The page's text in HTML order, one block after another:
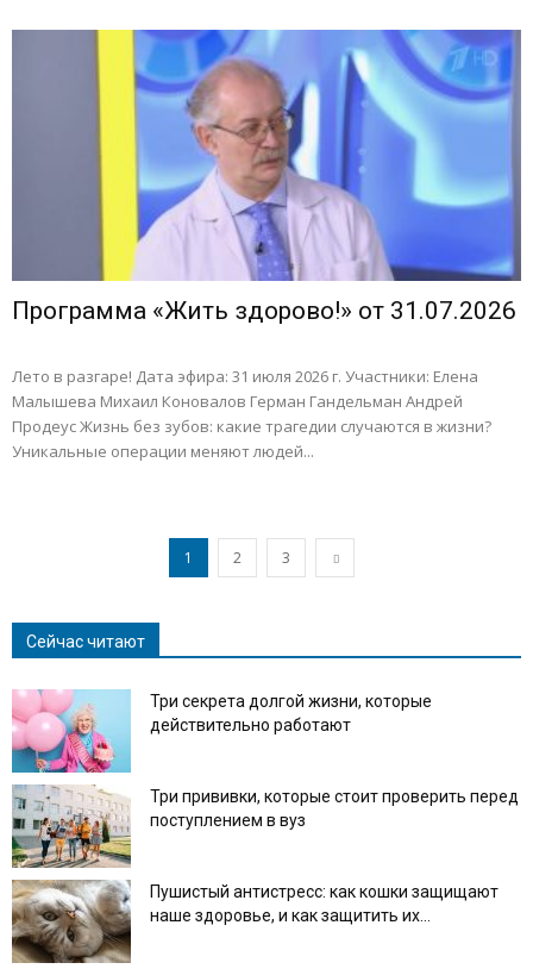
Программа «Жить здорово!» от 31.07.2026
Лето в разгаре! Дата эфира: 31 июля 2026 г. Участники: Елена
Малышева Михаил Коновалов Герман Гандельман Андрей
Продеус Жизнь без зубов: какие трагедии случаются в жизни?
Уникальные операции меняют людей...
1 2 3
Сейчас читают
Три секрета долгой жизни, которые
действительно работают
Три прививки, которые стоит проверить перед
поступлением в вуз
Пушистый антистресс: как кошки защищают
наше здоровье, и как защитить их...